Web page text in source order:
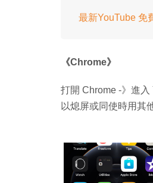
最新YouTube 免
《Chrome》
打開 Chrome -》進
以熄屏或同使時用其